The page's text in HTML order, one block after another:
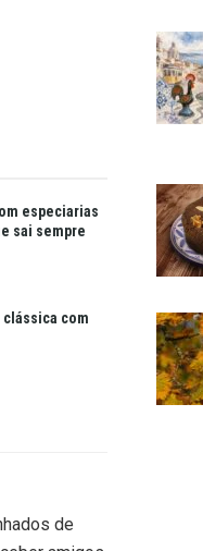
especiarias
sai sempre
clássica com
de